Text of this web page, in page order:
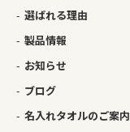
選ばれる理由
製品情報
お知らせ
ブログ
名入れタオルのご案内